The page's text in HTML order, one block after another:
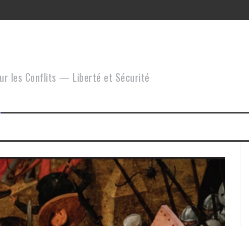
– Cultures & Conflits
les Conflits — Liberté et Sécurité